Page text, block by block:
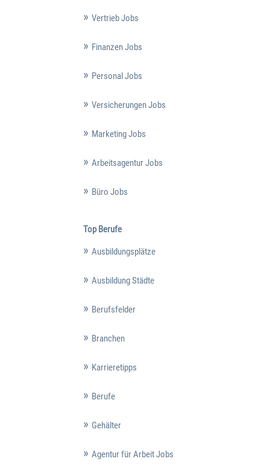
Vertrieb Jobs
Finanzen Jobs
Personal Jobs
Versicherungen Jobs
Marketing Jobs
Arbeitsagentur Jobs
Büro Jobs
Top Berufe
Ausbildungsplätze
Ausbildung Städte
Berufsfelder
Branchen
Karrieretipps
Berufe
Gehälter
Agentur für Arbeit Jobs